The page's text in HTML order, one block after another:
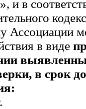
Ассоциации
в виде
в срок